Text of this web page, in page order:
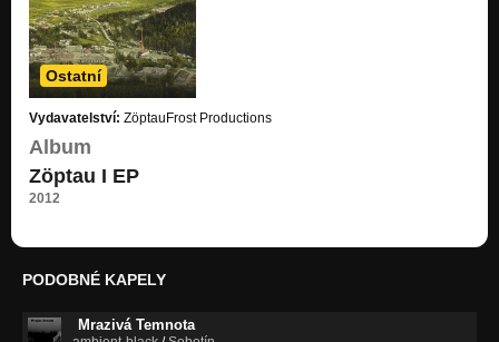
Ostatní
Vydavatelství: ZöptauFrost Productions
Album
Zöptau I EP
2012
PODOBNÉ KAPELY
Mrazivá Temnota